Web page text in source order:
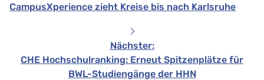
CampusXperience zieht Kreise bis nach Karlsruhe
Nächster:
CHE Hochschulranking: Erneut Spitzenplätze für
BWL-Studiengänge der HHN